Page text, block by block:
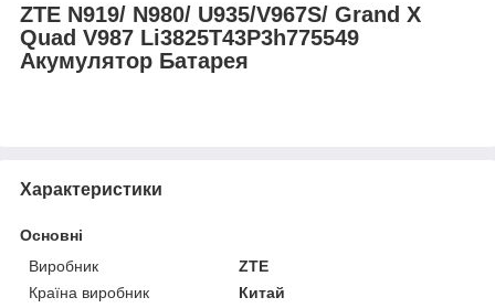
ZTE N919/ N980/ U935/V967S/ Grand X
Quad V987 Li3825T43P3h775549
Акумулятор Батарея
Характеристики
Основні
Виробник
ZTE
Країна виробник
Китай